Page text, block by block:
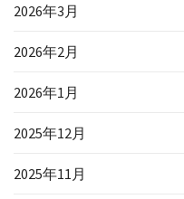
2026年3月
2026年2月
2026年1月
2025年12月
2025年11月